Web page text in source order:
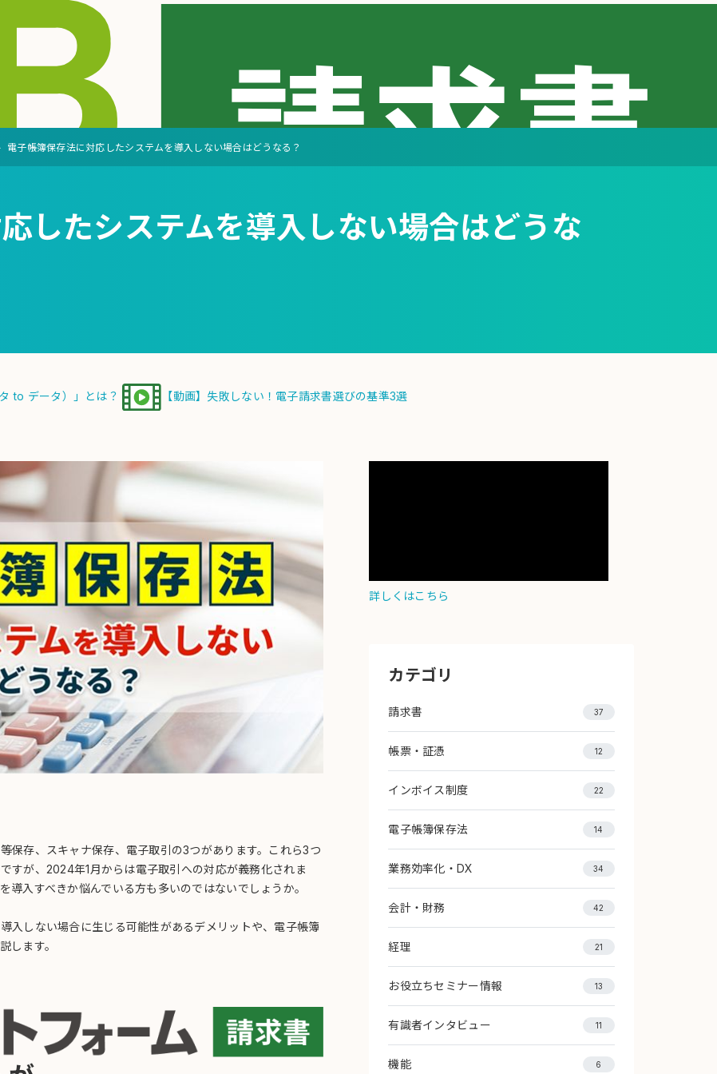
電子帳簿保存法に対応したシステムを導入しない場合はどうなる？
したシステムを導入しない場合はどうな
to データ）」とは？ 【動画】失敗しない！電子請求書選びの基準3選
保存、スキャナ保存、電子取引の3つがあります。これら3つ
すが、2024年1月からは電子取引への対応が義務化されま
入すべきか悩んでいる方も多いのではないでしょうか。
入しない場合に生じる可能性があるデメリットや、電子帳簿
します。
詳しくはこちら
カテゴリ
請求書 37
帳票・証憑 12
インボイス制度 22
電子帳簿保存法 14
業務効率化・DX 34
会計・財務 42
経理 21
お役立ちセミナー情報 13
有識者インタビュー 11
機能 6